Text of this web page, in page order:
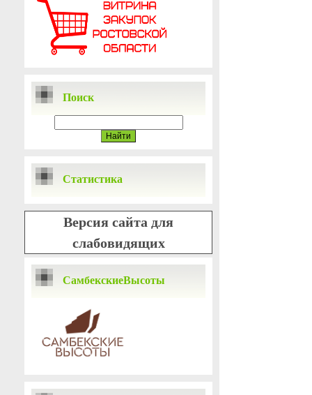
Поиск
Статистика
Версия сайта для
слабовидящих
СамбекскиеВысоты